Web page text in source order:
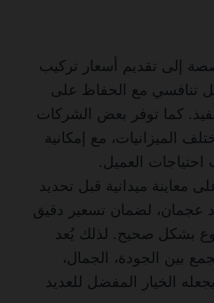
إلى تقديم أسعار تركيب
تنافسي مع الحفاظ على
كما توفر بعض الشركات
الميزانيات، مع إمكانية
العميل.
معاينة ميدانية قبل تحديد
عجمان، لضمان تسعير دقيق
بشكل صحيح. لذلك يُعد
بين الجودة، الجمال،
الخيار المفضل للعديد